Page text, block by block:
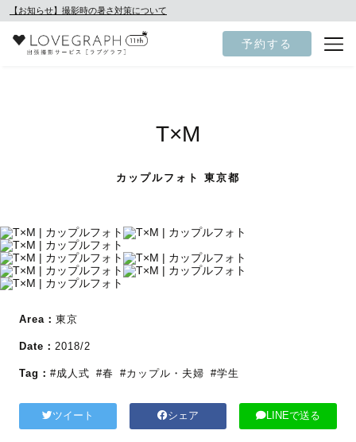
【お知らせ】撮影時の暑さ対策について
予約する
T×M
カップルフォト 東京都
Area： 東京
Date： 2018/2
Tag： #成人式 #春 #カップル・夫婦 #学生
ツイート シェア LINEで送る